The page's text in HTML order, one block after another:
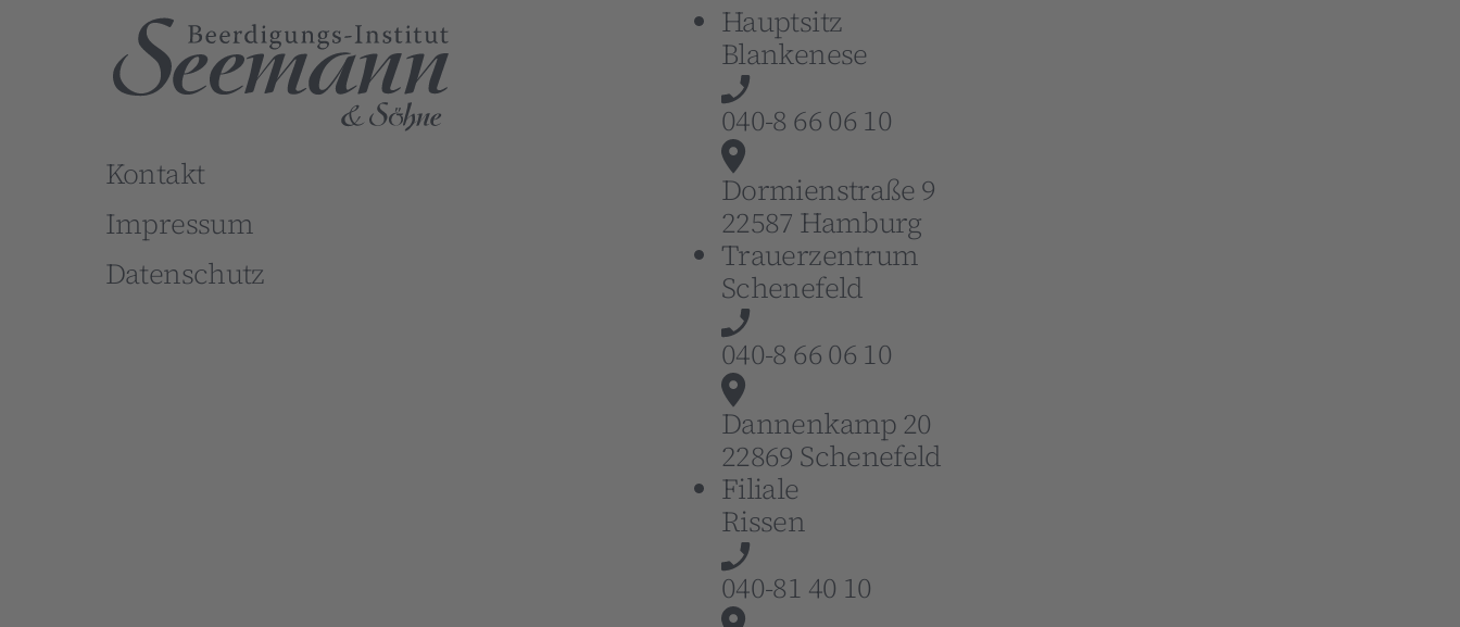
Kontakt
Impressum
Datenschutz
Hauptsitz
Blankenese
040-8 66 06 10
Dormienstraße 9
22587 Hamburg
Trauerzentrum
Schenefeld
040-8 66 06 10
Dannenkamp 20
22869 Schenefeld
Filiale
Rissen
040-81 40 10